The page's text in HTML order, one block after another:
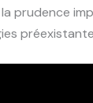
la prudence